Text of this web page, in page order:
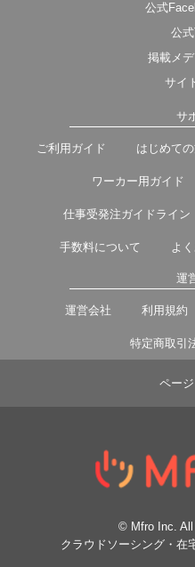
公式
公
掲載メ
サイ
サ
ご利用ガイド はじめて
ワーカー用ガイド
仕事受発注ガイドライン
手数料について よ
運
運営会社 利用規約
特定商取引
ペー
© Mfro Inc. All
クラウドソーシング・在